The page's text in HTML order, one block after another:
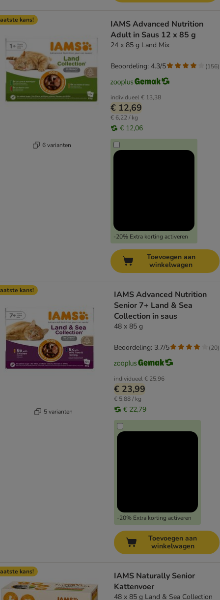
kans!
6 varianten
IAMS Advanced Nutrition
Adult in Saus 12 x 85 g
24 x 85 g Land Mix
individueel€ 13,38
€ 12,69
€ 6,22 / kg
€ 12,06
-20% Extra korting activeren
Beoordeling: 4.3/5 (156)
Toevoegen aan
winkelwagen
kans!
5 varianten
IAMS Advanced Nutrition
Senior 7+ Land & Sea
Collection in saus
48 x 85 g
individueel€ 25,96
€ 23,99
€ 5,88 / kg
€ 22,79
-20% Extra korting activeren
Beoordeling: 3.7/5 (20)
Toevoegen aan
winkelwagen
kans!
IAMS Naturally Senior
Kattenvoer
48 x 85 g Land & Sea Collection